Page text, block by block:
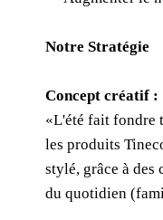
Notre Stratégie
Concept créatif :
«L'été fait fondre
les produits
stylé, grâce à des
du quotidien